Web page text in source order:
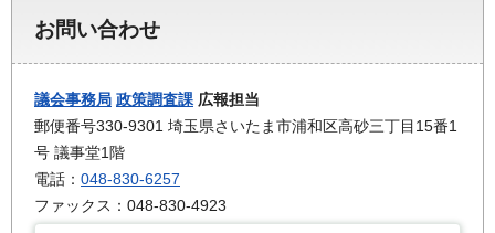
お問い合わせ
議会事務局 政策調査課 広報担当
郵便番号330-9301 埼玉県さいたま市浦和区高砂三丁目15番1
号 議事堂1階
電話： 048-830-6257
ファックス：048-830-4923